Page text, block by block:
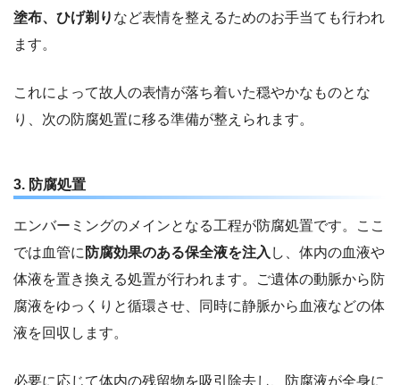
塗布、ひげ剃り など表情を整えるためのお手当ても行われ
ます。
これによって故人の表情が落ち着いた穏やかなものとな
り、次の防腐処置に移る準備が整えられます。
3. 防腐処置
エンバーミングのメインとなる工程が防腐処置です。ここ
では血管に 防腐効果のある保全液を注入 し、体内の血液や
体液を置き換える処置が行われます。ご遺体の動脈から防
腐液をゆっくりと循環させ、同時に静脈から血液などの体
液を回収します。
必要に応じて体内の残留物を吸引除去し、防腐液が全身に